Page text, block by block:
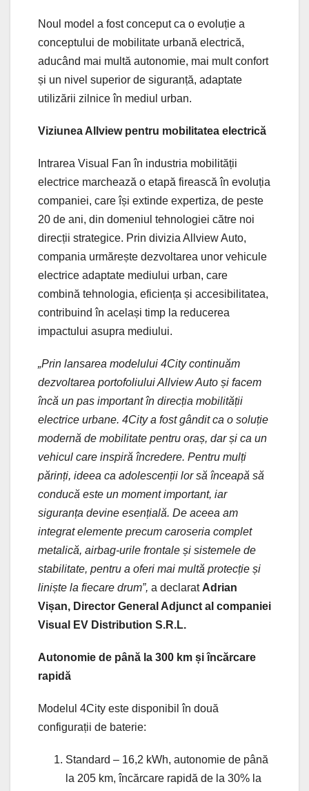
Noul model a fost conceput ca o evoluție a
conceptului de mobilitate urbană electrică,
aducând mai multă autonomie, mai mult confort
și un nivel superior de siguranță, adaptate
utilizării zilnice în mediul urban.
Viziunea Allview pentru mobilitatea electrică
Intrarea Visual Fan în industria mobilității
electrice marchează o etapă firească în evoluția
companiei, care își extinde expertiza, de peste
20 de ani, din domeniul tehnologiei către noi
direcții strategice. Prin divizia Allview Auto,
compania urmărește dezvoltarea unor vehicule
electrice adaptate mediului urban, care
combină tehnologia, eficiența și accesibilitatea,
contribuind în același timp la reducerea
impactului asupra mediului.
„Prin lansarea modelului 4City continuăm
dezvoltarea portofoliului Allview Auto și facem
încă un pas important în direcția mobilității
electrice urbane. 4City a fost gândit ca o soluție
modernă de mobilitate pentru oraș, dar și ca un
vehicul care inspiră încredere. Pentru mulți
părinți, ideea ca adolescenții lor să înceapă să
conducă este un moment important, iar
siguranța devine esențială. De aceea am
integrat elemente precum caroseria complet
metalică, airbag-urile frontale și sistemele de
stabilitate, pentru a oferi mai multă protecție și
liniște la fiecare drum”, a declarat Adrian
Vișan, Director General Adjunct al companiei
Visual EV Distribution S.R.L.
Autonomie de până la 300 km și încărcare
rapidă
Modelul 4City este disponibil în două
configurații de baterie:
Standard – 16,2 kWh, autonomie de până
la 205 km, încărcare rapidă de la 30% la